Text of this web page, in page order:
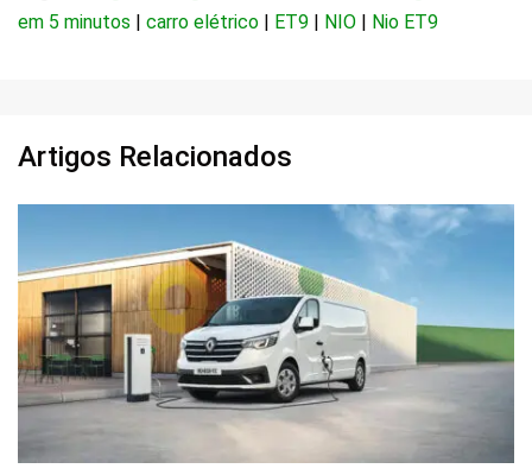
em 5 minutos | carro elétrico | ET9 | NIO | Nio ET9
Artigos Relacionados